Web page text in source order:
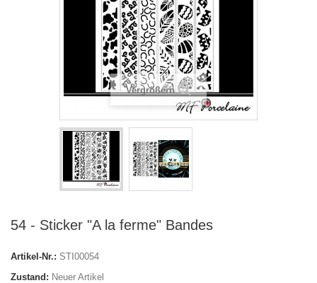
Vergrößern
54 - Sticker "A la ferme" Bandes
Artikel-Nr.: STI00054
Zustand: Neuer Artikel